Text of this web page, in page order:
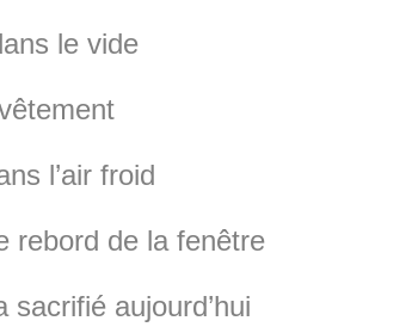
le vide
l’air froid
rebord de la fenêtre
aujourd’hui